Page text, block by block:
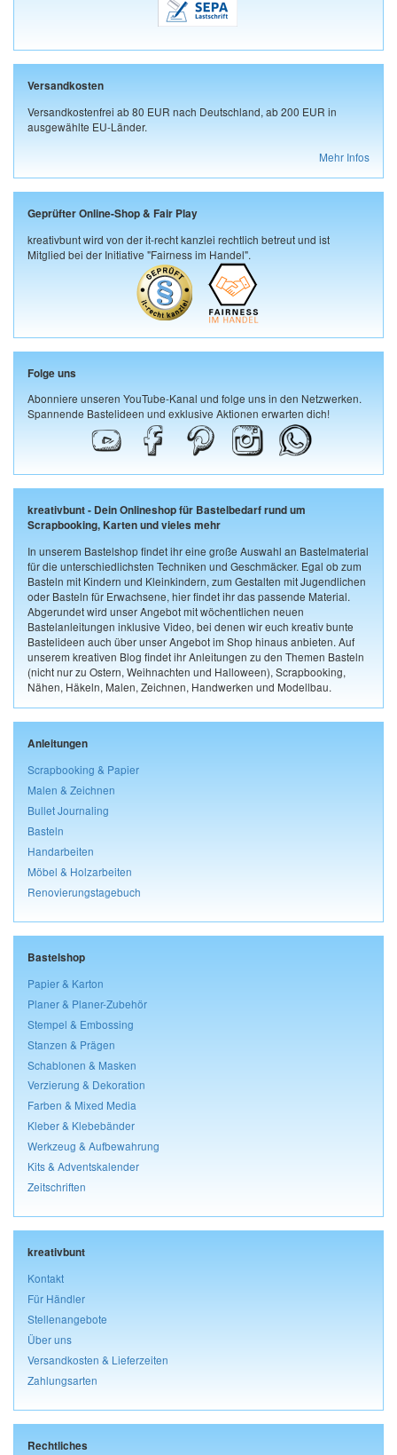
Versandkosten
Versandkostenfrei ab 80 EUR nach Deutschland, ab 200 EUR in
ausgewählte EU-Länder.
Mehr Infos
Geprüfter Online-Shop & Fair Play
kreativbunt wird von der it-recht kanzlei rechtlich betreut und ist
Mitglied bei der Initiative "Fairness im Handel".
Folge uns
Abonniere unseren YouTube-Kanal und folge uns in den Netzwerken.
Spannende Bastelideen und exklusive Aktionen erwarten dich!
kreativbunt - Dein Onlineshop für Bastelbedarf rund um
Scrapbooking, Karten und vieles mehr
In unserem Bastelshop findet ihr eine große Auswahl an Bastelmaterial
für die unterschiedlichsten Techniken und Geschmäcker. Egal ob zum
Basteln mit Kindern und Kleinkindern, zum Gestalten mit Jugendlichen
oder Basteln für Erwachsene, hier findet ihr das passende Material.
Abgerundet wird unser Angebot mit wöchentlichen neuen
Bastelanleitungen inklusive Video, bei denen wir euch kreativ bunte
Bastelideen auch über unser Angebot im Shop hinaus anbieten. Auf
unserem kreativen Blog findet ihr Anleitungen zu den Themen Basteln
(nicht nur zu Ostern, Weihnachten und Halloween), Scrapbooking,
Nähen, Häkeln, Malen, Zeichnen, Handwerken und Modellbau.
Anleitungen
Scrapbooking & Papier
Malen & Zeichnen
Bullet Journaling
Basteln
Handarbeiten
Möbel & Holzarbeiten
Renovierungstagebuch
Bastelshop
Papier & Karton
Planer & Planer-Zubehör
Stempel & Embossing
Stanzen & Prägen
Schablonen & Masken
Verzierung & Dekoration
Farben & Mixed Media
Kleber & Klebebänder
Werkzeug & Aufbewahrung
Kits & Adventskalender
Zeitschriften
kreativbunt
Kontakt
Für Händler
Stellenangebote
Über uns
Versandkosten & Lieferzeiten
Zahlungsarten
Rechtliches